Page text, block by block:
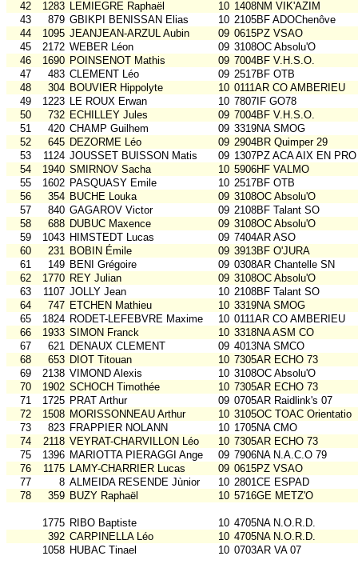
42 1283 LEMIEGRE Raphaël 10 1408NM VIK'AZIM
43
879 GBIKPI BENISSAN Elias 10 2105BF ADOChenôve
44
1095 JEANJEAN-ARZUL Aubin 09 0615PZ VSAO
45
2172 WEBER Léon 09 3108OC Absolu'O
46
1690 POINSENOT Mathis 09 7004BF V.H.S.O.
47
483 CLEMENT Léo 09 2517BF OTB
48
304 BOUVIER Hippolyte 10 0111AR CO AMBERIEU
49
1223 LE ROUX Erwan 10 7807IF GO78
50
732 ECHILLEY Jules 09 7004BF V.H.S.O.
51
420 CHAMP Guilhem 09 3319NA SMOG
52
645 DEZORME Léo 09 2904BR Quimper 29
53
1124 JOUSSET BUISSON Matis 09 1307PZ ACA AIX EN
54
1940 SMIRNOV Sacha 10 5906HF VALMO
55
1602 PASQUASY Emile 10 2517BF OTB
56
354 BUCHE Louka 09 3108OC Absolu'O
57
840 GAGAROV Victor 09 2108BF Talant SO
58
688 DUBUC Maxence 09 3108OC Absolu'O
59
1043 HIMSTEDT Lucas 09 7404AR ASO
60
231 BOBIN Émile 09 3913BF O'JURA
61
149 BENI Grégoire 09 0308AR Chantelle SN
62
1770 REY Julian 09 3108OC Absolu'O
63
1107 JOLLY Jean 10 2108BF Talant SO
64
747 ETCHEN Mathieu 10 3319NA SMOG
65
1824 RODET-LEFEBVRE Maxime 10 0111AR CO AMBERIEU
66
1933 SIMON Franck 10 3318NA ASM CO
67
621 DENAUX CLEMENT 09 4013NA SMCO
68
653 DIOT Titouan 10 7305AR ECHO 73
69
2138 VIMOND Alexis 10 3108OC Absolu'O
70
1902 SCHOCH Timothée 10 7305AR ECHO 73
71
1725 PRAT Arthur 09 0705AR Raidlink's 07
72
1508 MORISSONNEAU Arthur 10 3105OC TOAC Orientatio
73
823 FRAPPIER NOLANN 10 1705NA CMO
74
2118 VEYRAT-CHARVILLON Léo 10 7305AR ECHO 73
75
1396 MARIOTTA PIERAGGI Ange 09 7906NA N.A.C.O 79
76
1175 LAMY-CHARRIER Lucas 09 0615PZ VSAO
77
8 ALMEIDA RESENDE Jùnior 10 2801CE ESPAD
78
359 BUZY Raphaël 10 5716GE METZ'O
1775 RIBO Baptiste 10 4705NA N.O.R.D.
392 CARPINELLA Léo 10 4705NA N.O.R.D.
1058 HUBAC Tinael 10 0703AR VA 07